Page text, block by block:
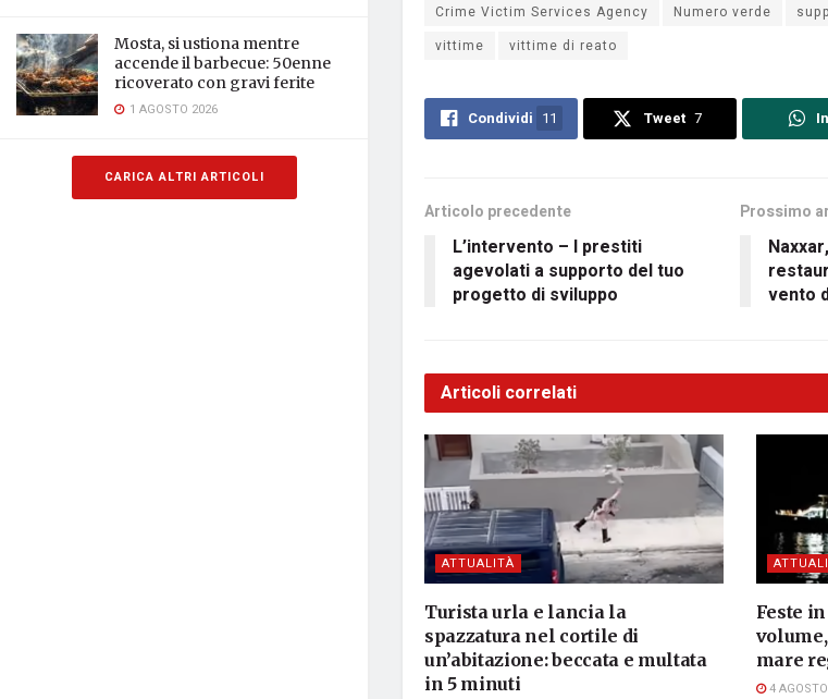
Mosta, si ustiona mentre
accende il barbecue: 50enne
ricoverato con gravi ferite
1 AGOSTO 2026
CARICA ALTRI ARTICOLI
Crime Victim Services Agency
Numero verde
vittime
vittime di reato
Condividi 11 Tweet 7
Articolo precedente
L’intervento – I prestiti
agevolati a supporto del tuo
progetto di sviluppo
Prossimo
vento
Articoli correlati
ATTUALITÀ
Turista urla e lancia la
spazzatura nel cortile di
un’abitazione: beccata e multata
in 5 minuti
Feste
mare
4